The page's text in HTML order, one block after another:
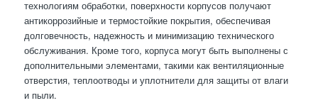
технологиям обработки, поверхности корпусов получают
антикоррозийные и термостойкие покрытия, обеспечивая
долговечность, надежность и минимизацию технического
обслуживания. Кроме того, корпуса могут быть выполнены с
дополнительными элементами, такими как вентиляционные
отверстия, теплоотводы и уплотнители для защиты от влаги
и пыли.